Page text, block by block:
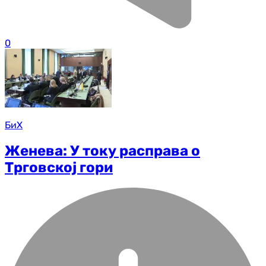
0
БиХ
Женева: У току расправа о
Трговској гори